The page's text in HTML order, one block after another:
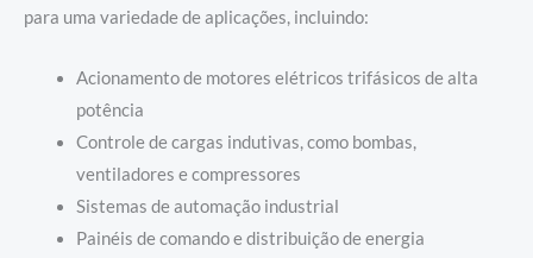
para uma variedade de aplicações, incluindo:
Acionamento de motores elétricos trifásicos de alta
potência
Controle de cargas indutivas, como bombas,
ventiladores e compressores
Sistemas de automação industrial
Painéis de comando e distribuição de energia